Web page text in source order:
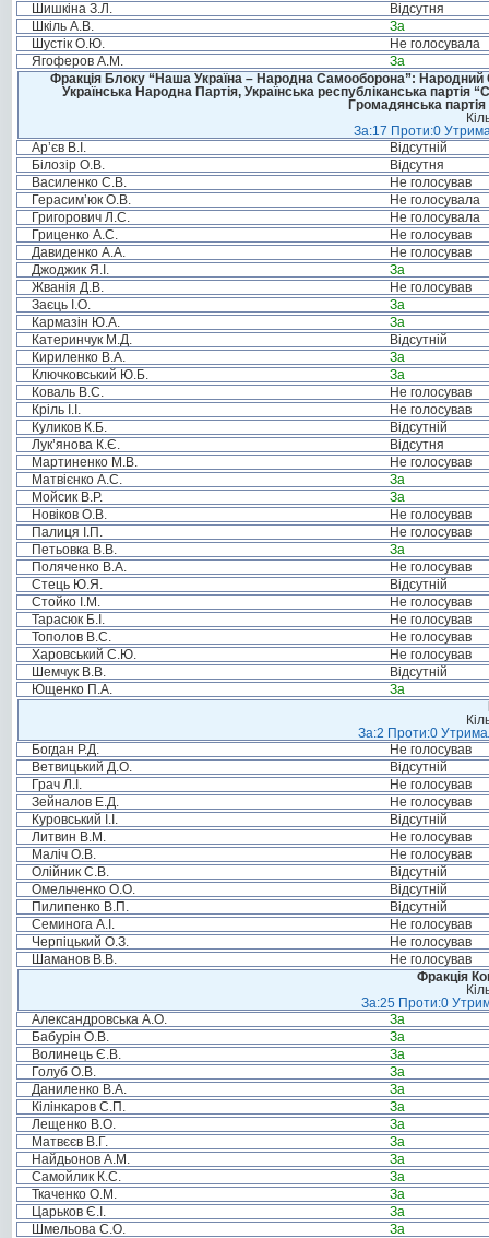
Шишкіна З.Л.
Відсутня
Шкіль А.В.
За
Шустік О.Ю.
Не голосувала
Ягоферов А.М.
За
Фракція Блоку “Наша Україна – Народна Самооборона”: Народний
Українська Народна Партія, Українська республіканська
Громадянська
За:17 Проти:0
Ар’єв В.І.
Відсутній
Білозір О.В.
Відсутня
Василенко С.В.
Не голосував
Герасим’юк О.В.
Не голосувала
Григорович Л.С.
Не голосувала
Гриценко А.С.
Не голосував
Давиденко А.А.
Не голосував
Джоджик Я.І.
За
Жванія Д.В.
Не голосував
Заєць І.О.
За
Кармазін Ю.А.
За
Катеринчук М.Д.
Відсутній
Кириленко В.А.
За
Ключковський Ю.Б.
За
Коваль В.С.
Не голосував
Кріль І.І.
Не голосував
Куликов К.Б.
Відсутній
Лук’янова К.Є.
Відсутня
Мартиненко М.В.
Не голосував
Матвієнко А.С.
За
Мойсик В.Р.
За
Новіков О.В.
Не голосував
Палиця І.П.
Не голосував
Петьовка В.В.
За
Поляченко В.А.
Не голосував
Стець Ю.Я.
Відсутній
Стойко І.М.
Не голосував
Тарасюк Б.І.
Не голосував
Тополов В.С.
Не голосував
Харовський С.Ю.
Не голосував
Шемчук В.В.
Відсутній
Ющенко П.А.
За
За:2 Проти:0
Богдан Р.Д.
Не голосував
Ветвицький Д.О.
Відсутній
Грач Л.І.
Не голосував
Зейналов Е.Д.
Не голосував
Куровський І.І.
Відсутній
Литвин В.М.
Не голосував
Маліч О.В.
Не голосував
Олійник С.В.
Відсутній
Омельченко О.О.
Відсутній
Пилипенко В.П.
Відсутній
Семинога А.І.
Не голосував
Черпіцький О.З.
Не голосував
Шаманов В.В.
Не голосував
Фракція
За:25 Проти:0
Александровська А.О.
За
Бабурін О.В.
За
Волинець Є.В.
За
Голуб О.В.
За
Даниленко В.А.
За
Кілінкаров С.П.
За
Лещенко В.О.
За
Матвєєв В.Г.
За
Найдьонов А.М.
За
Самойлик К.С.
За
Ткаченко О.М.
За
Царьков Є.І.
За
Шмельова С.О.
За